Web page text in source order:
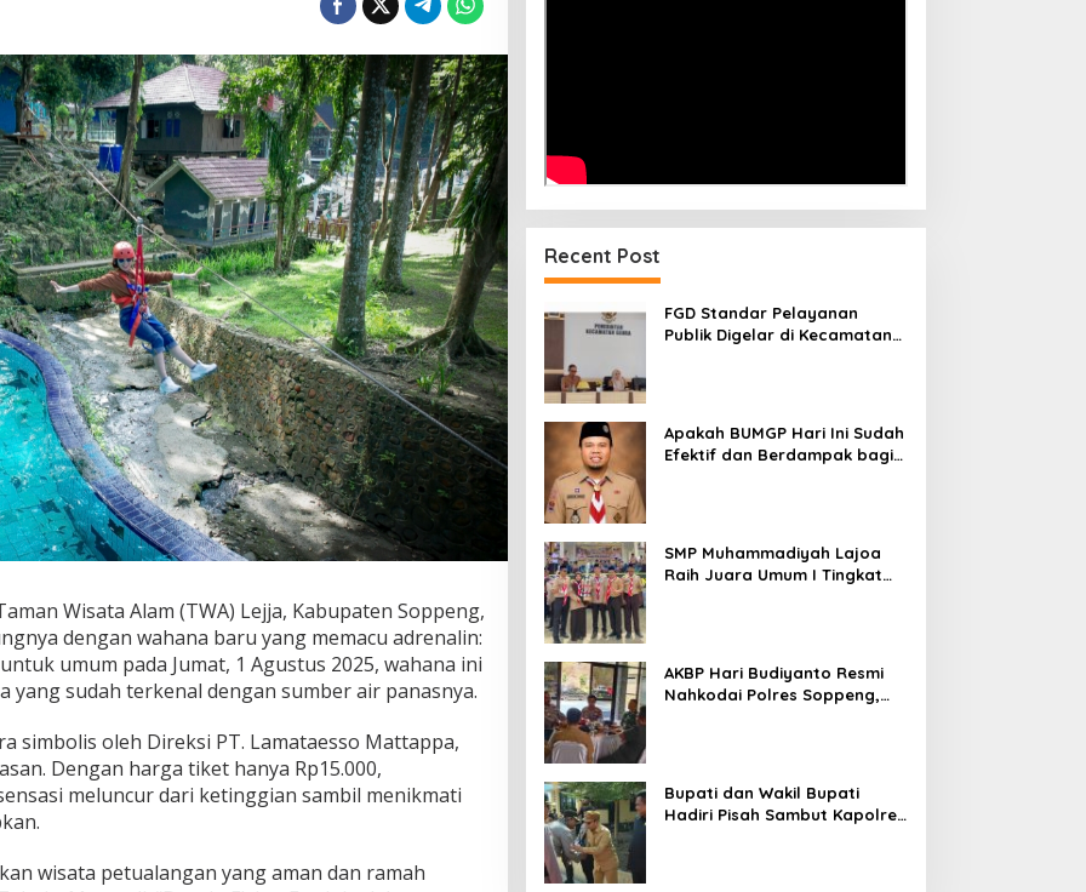
Wisata Alam (TWA) Lejja, Kabupaten Soppeng,
dengan wahana baru yang memacu adrenalin:
umum pada Jumat, 1 Agustus 2025, wahana ini
yang sudah terkenal dengan sumber air panasnya.
simbolis oleh Direksi PT. Lamataesso Mattappa,
Dengan harga tiket hanya Rp15.000,
meluncur dari ketinggian sambil menikmati
wisata petualangan yang aman dan ramah
Recent Post
FGD Standar Pelayanan
Publik Digelar di Kecamatan
Apakah BUMGP Hari Ini Sudah
Efektif dan Berdampak bagi
SMP Muhammadiyah Lajoa
Raih Juara Umum I Tingkat
AKBP Hari Budiyanto Resmi
Nahkodai Polres Soppeng,
Bupati dan Wakil Bupati
Hadiri Pisah Sambut Kapolres